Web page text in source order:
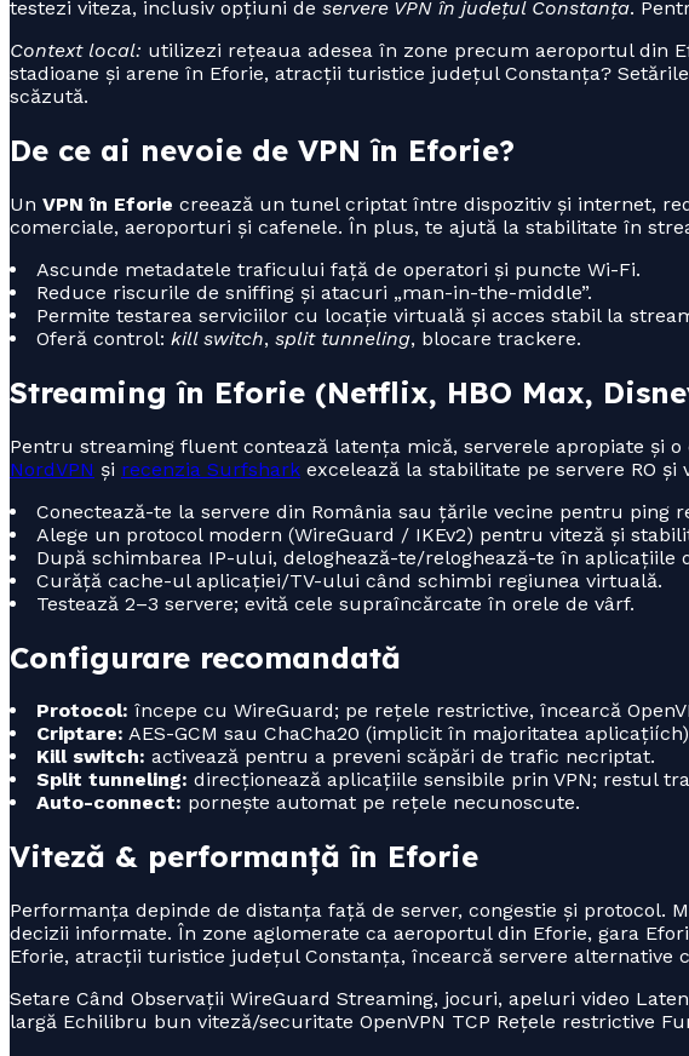
testezi viteza, inclusiv opțiuni de servere VPN în județul Constanța.
Context local: utilizezi rețeaua adesea în zone precum aeroportul din
stadioane și arene în Eforie, atracții turistice județul Constanța?
scăzută.
De ce ai nevoie de VPN în Eforie?
Un VPN în Eforie creează un tunel criptat între dispozitiv și internet,
comerciale, aeroporturi și cafenele. În plus, te ajută la stabilitate în
Ascunde metadatele traficului față de operatori și puncte Wi-Fi.
Reduce riscurile de sniffing și atacuri „man-in-the-middle”.
Permite testarea serviciilor cu locație virtuală și acces stabil la
Oferă control: kill switch, split tunneling, blocare trackere.
Streaming în Eforie (Netflix, HBO Max,
Pentru streaming fluent contează latența mică, serverele apropiate și
NordVPN și recenzia Surfshark excelează la stabilitate pe servere RO și
Conectează-te la servere din România sau țările vecine pentru ping
Alege un protocol modern (WireGuard / IKEv2) pentru viteză și
După schimbarea IP-ului, deloghează-te/reloghează-te în aplicațiile
Curăță cache-ul aplicației/TV-ului când schimbi regiunea virtuală.
Testează 2–3 servere; evită cele supraîncărcate în orele de vârf.
Configurare recomandată
Protocol: începe cu WireGuard; pe rețele restrictive, încearcă
Criptare: AES-GCM sau ChaCha20 (implicit în majoritatea
Kill switch: activează pentru a preveni scăpări de trafic necriptat.
Split tunneling: direcționează aplicațiile sensibile prin VPN; restul
Auto-connect: pornește automat pe rețele necunoscute.
Viteză & performanță în Eforie
Performanța depinde de distanța față de server, congestie și protocol.
decizii informate. În zone aglomerate ca aeroportul din Eforie, gara
Eforie, atracții turistice județul Constanța, încearcă servere alternative
Setare Când Observații WireGuard Streaming, jocuri, apeluri video
largă Echilibru bun viteză/securitate OpenVPN TCP Rețele restrictive